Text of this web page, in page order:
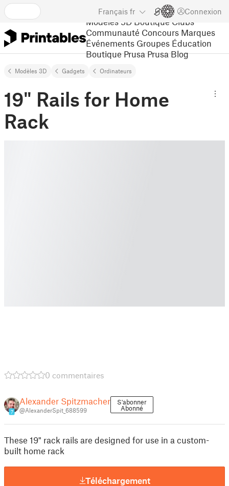
Français fr Connexion
Modèles 3D Boutique Clubs
Communauté Concours Marques
Événements Groupes Éducation
Boutique Prusa Prusa Blog
Modèles 3D Gadgets Ordinateurs
19" Rails for Home
Rack
0 commentaires
7
Alexander Spitzmacher
@AlexanderSpit_688599
S'abonner
Abonné
These 19" rack rails are designed for use in a custom-
built home rack
Téléchargement